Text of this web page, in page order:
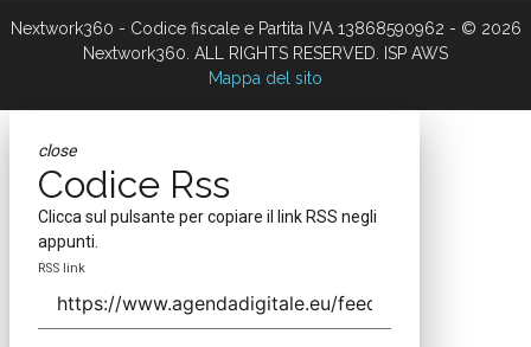
Nextwork360 - Codice fiscale e Partita IVA 13868590962 - © 2026
Nextwork360. ALL RIGHTS RESERVED. ISP AWS
Mappa del sito
close
Codice Rss
Clicca sul pulsante per copiare il link RSS negli
appunti.
RSS link